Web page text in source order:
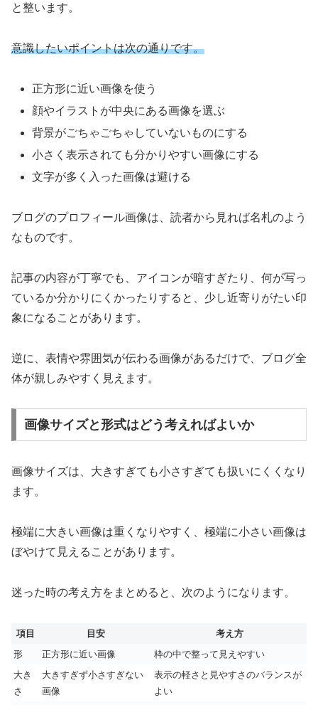
と整います。
意識したいポイントは次の通りです。
正方形に近い画像を使う
顔やイラストが中央にある画像を選ぶ
背景がごちゃごちゃしていないものにする
小さく表示されても分かりやすい画像にする
文字が多く入った画像は避ける
ブログのプロフィール画像は、読者から見れば名札のよう
なものです。
記事の内容が丁寧でも、アイコンが暗すぎたり、何が写っ
ているか分かりにくかったりすると、少し近寄りがたい印
象になることがあります。
逆に、表情や雰囲気が伝わる画像があるだけで、ブログ全
体が親しみやすく見えます。
画像サイズと形式はどう考えればよいか
画像サイズは、大きすぎても小さすぎても扱いにくくなり
ます。
極端に大きい画像は重くなりやすく、極端に小さい画像は
ぼやけて見えることがあります。
迷った時の考え方をまとめると、次のようになります。
項目 目安
考え方
形
正方形に近い画像
枠の中で整って見えやすい
大き
さ
大きすぎず小さすぎない
画像
表示の軽さと見やすさのバランスが
よい